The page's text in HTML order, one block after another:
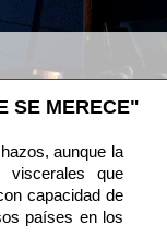
SE MERECE"
aunque la
que
capacidad de
países en los